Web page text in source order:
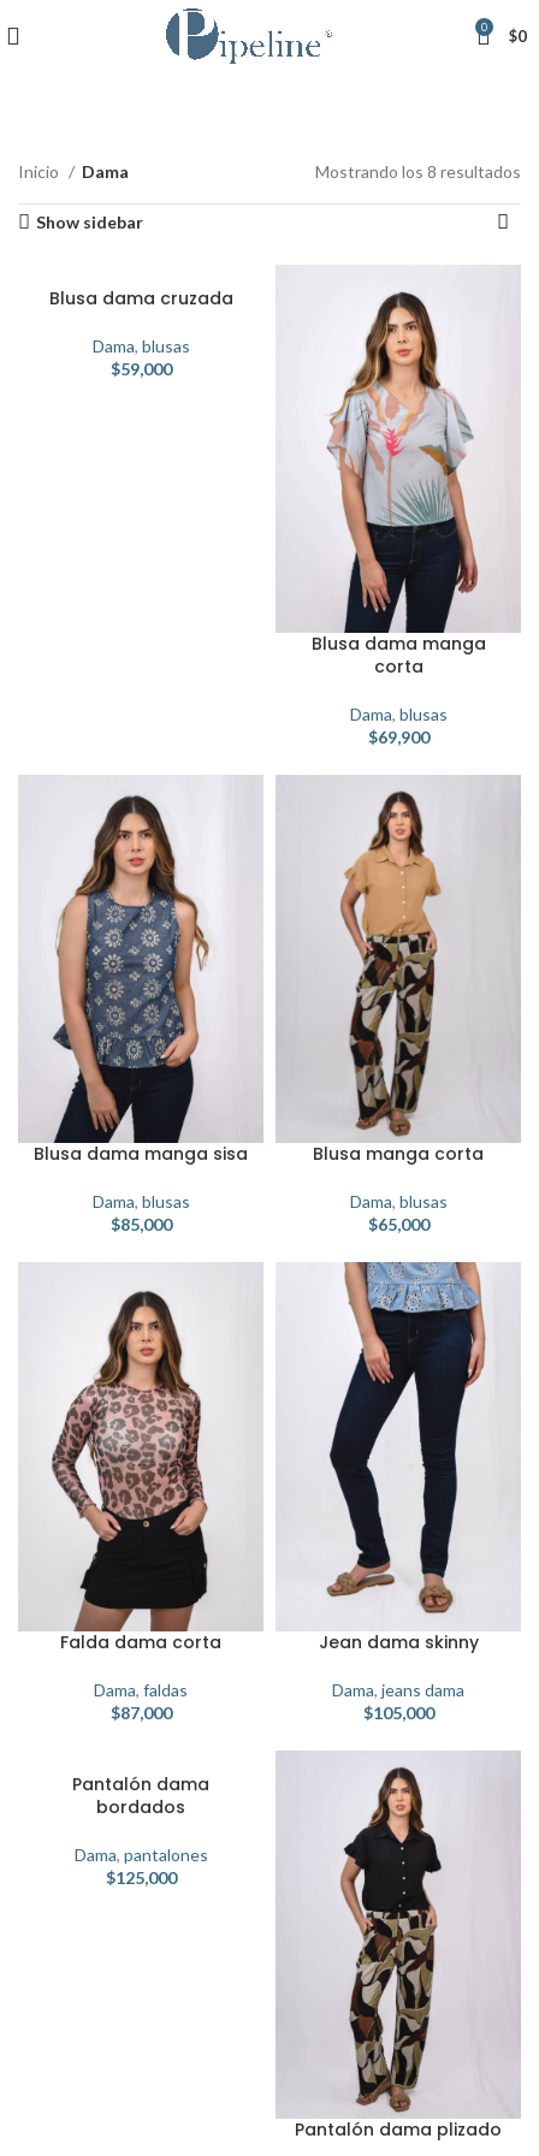
0 $0
Inicio Dama Mostrando los 8 resultados
Show sidebar
Blusa dama cruzada
Dama, blusas
$59,000
Blusa dama manga
corta
Dama, blusas
$69,900
Blusa dama manga sisa
Dama, blusas
$85,000
Blusa manga corta
Dama, blusas
$65,000
Falda dama corta
Dama, faldas
$87,000
Jean dama skinny
Dama, jeans dama
$105,000
Pantalón dama
bordados
Dama, pantalones
$125,000
Pantalón dama plizado